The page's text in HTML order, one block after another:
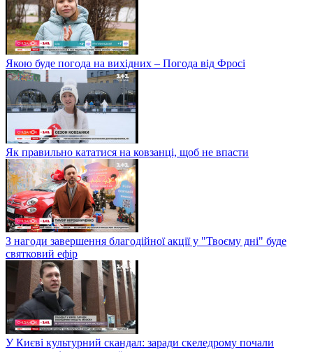
Якою буде погода на вихідних – Погода від Фросі
Як правильно кататися на ковзанці, щоб не впасти
З нагоди завершення благодійної акції у "Твоєму дні" буде
святковий ефір
У Києві культурний скандал: заради скеледрому почали